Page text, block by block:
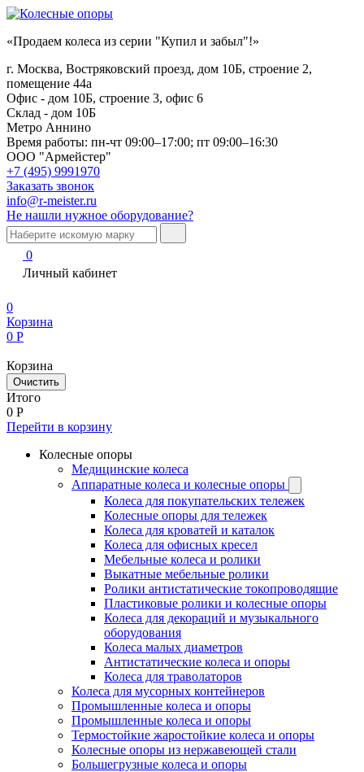
«Продаем колеса из серии "Купил и забыл"!»
г. Москва, Востряковский проезд, дом 10Б, строение 2,
помещение 44а
Офис - дом 10Б, строение 3, офис 6
Склад - дом 10Б
Метро Аннино
Время работы: пн-чт 09:00–17:00; пт 09:00–16:30
ООО "Армейстер"
+7 (495) 9991970
Заказать звонок
info@r-meister.ru
Не нашли нужное оборудование?
0
Личный кабинет
0
Корзина
0 Р
Корзина
Очистить
Итого
0 Р
Перейти в корзину
Колесные опоры
Медицинские колеса
Аппаратные колеса и колесные опоры
Колеса для покупательских тележек
Колесные опоры для тележек
Колеса для кроватей и каталок
Колеса для офисных кресел
Мебельные колеса и ролики
Выкатные мебельные ролики
Ролики антистатические токопроводящие
Пластиковые ролики и колесные опоры
Колеса для декораций и музыкального
оборудования
Колеса малых диаметров
Антистатические колеса и опоры
Колеса для траволаторов
Колеса для мусорных контейнеров
Промышленные колеса и опоры
Промышленные колеса и опоры
Термостойкие жаростойкие колеса и опоры
Колесные опоры из нержавеющей стали
Большегрузные колеса и опоры